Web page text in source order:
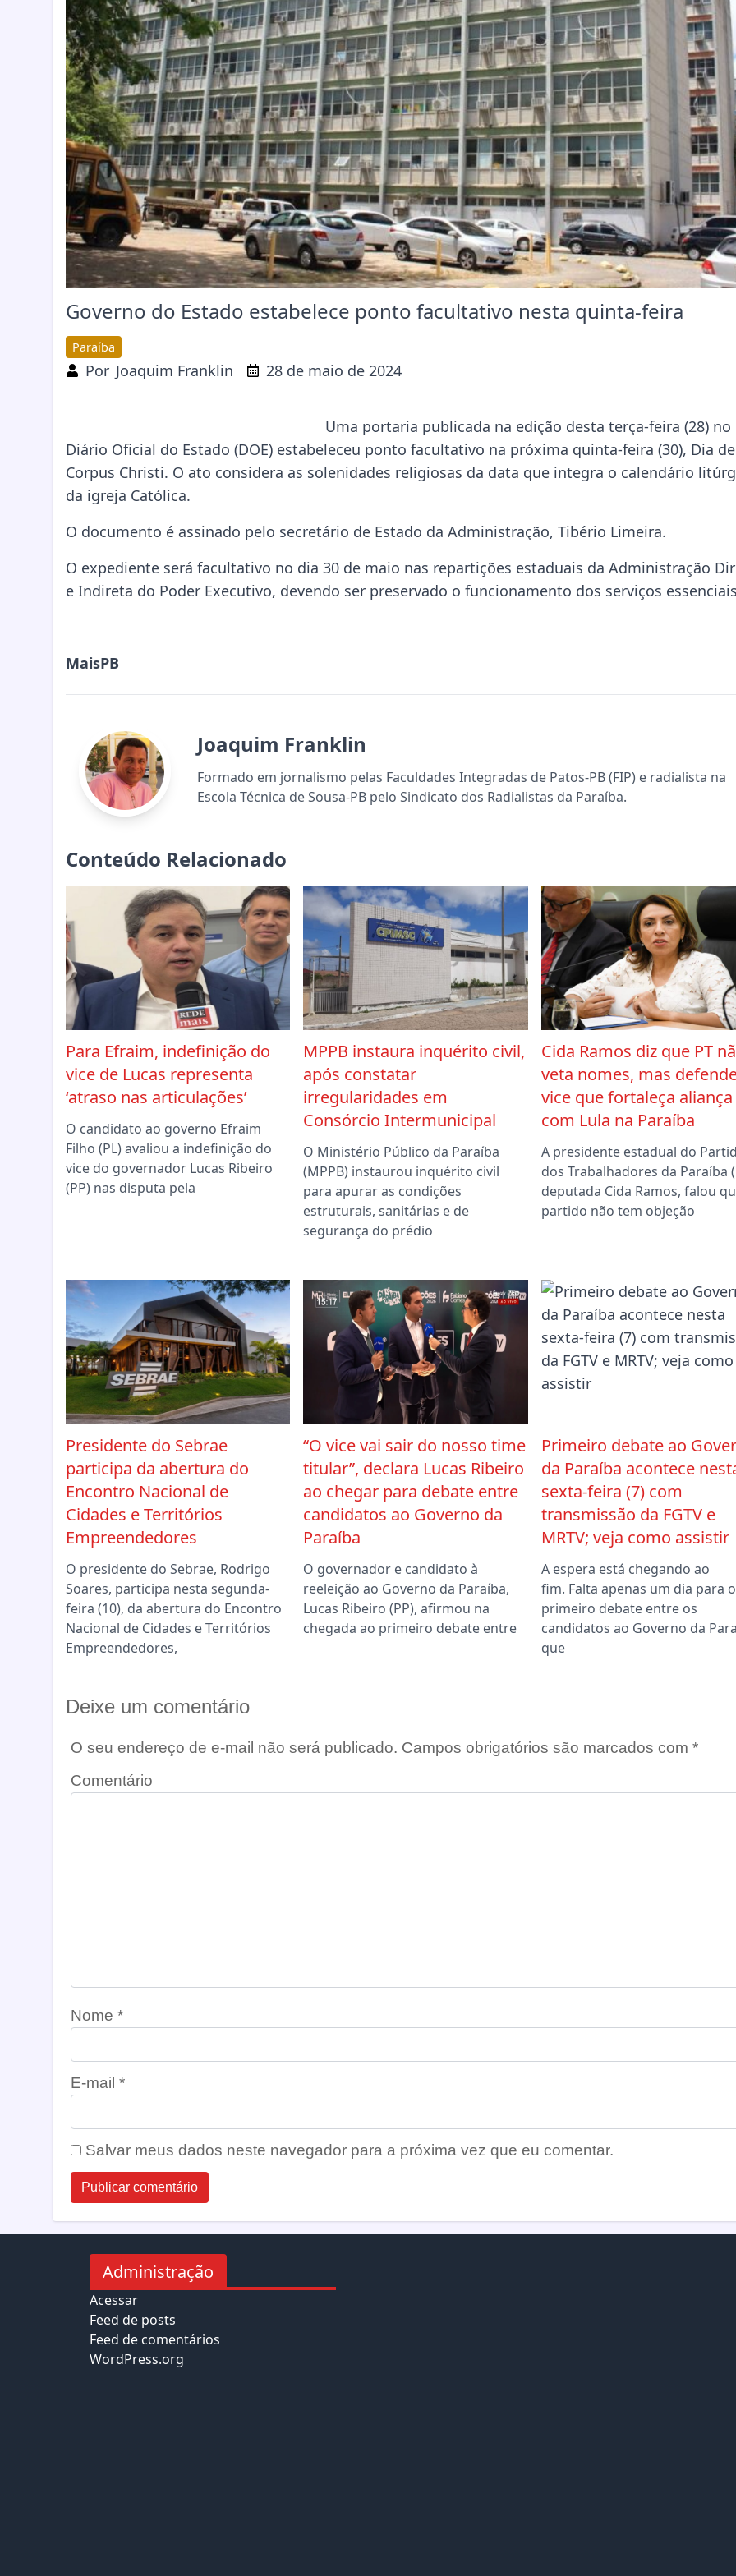
Governo do Estado estabelece ponto facultativo nesta quinta-feira
Paraíba
Por Joaquim Franklin 28 de maio de 2024
Uma portaria publicada na edição desta terça-feira (28) no
Diário Oficial do Estado (DOE) estabeleceu ponto facultativo na próxima quinta-feira (30), Dia de
Corpus Christi. O ato considera as solenidades religiosas da data que integra o calendário
da igreja Católica.
O documento é assinado pelo secretário de Estado da Administração, Tibério Limeira.
O expediente será facultativo no dia 30 de maio nas repartições estaduais da Administração
e Indireta do Poder Executivo, devendo ser preservado o funcionamento dos serviços
MaisPB
Joaquim Franklin
Formado em jornalismo pelas Faculdades Integradas de Patos-PB (FIP) e radialista na
Escola Técnica de Sousa-PB pelo Sindicato dos Radialistas da Paraíba.
Conteúdo Relacionado
Para Efraim, indefinição do
vice de Lucas representa
‘atraso nas articulações’
O candidato ao governo Efraim
Filho (PL) avaliou a indefinição do
vice do governador Lucas Ribeiro
(PP) nas disputa pela
MPPB instaura inquérito civil,
após constatar
irregularidades em
Consórcio Intermunicipal
O Ministério Público da Paraíba
(MPPB) instaurou inquérito civil
para apurar as condições
estruturais, sanitárias e de
segurança do prédio
Cida Ramos diz que PT
veta nomes, mas
vice que fortaleça aliança
com Lula na Paraíba
A presidente estadual do
dos Trabalhadores da Paraíba
deputada Cida Ramos, falou
partido não tem objeção
Presidente do Sebrae
participa da abertura do
Encontro Nacional de
Cidades e Territórios
Empreendedores
O presidente do Sebrae, Rodrigo
Soares, participa nesta segunda-
feira (10), da abertura do Encontro
Nacional de Cidades e Territórios
Empreendedores,
“O vice vai sair do nosso time
titular”, declara Lucas Ribeiro
ao chegar para debate entre
candidatos ao Governo da
Paraíba
O governador e candidato à
reeleição ao Governo da Paraíba,
Lucas Ribeiro (PP), afirmou na
chegada ao primeiro debate entre
Primeiro debate ao
da Paraíba acontece
sexta-feira (7) com
transmissão da FGTV e
MRTV; veja como assistir
A espera está chegando ao
fim. Falta apenas um dia para o
primeiro debate entre os
candidatos ao Governo da
que
Deixe um comentário
O seu endereço de e-mail não será publicado. Campos obrigatórios são marcados com *
Comentário
Nome *
E-mail *
Salvar meus dados neste navegador para a próxima vez que eu comentar.
Administração
Acessar
Feed de posts
Feed de comentários
WordPress.org